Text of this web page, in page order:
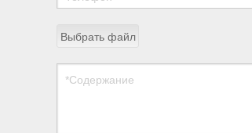
Выбрать файл